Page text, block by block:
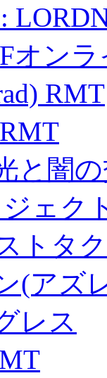
オン
RMT
と闇
ェク
トタ
(アズ
レス